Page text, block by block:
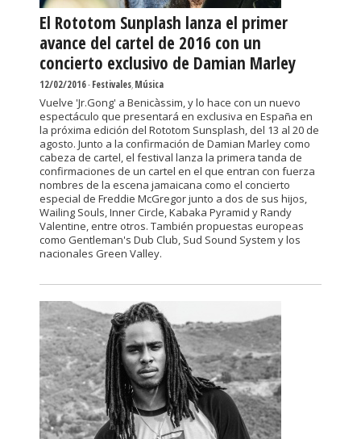
El Rototom Sunplash lanza el primer
avance del cartel de 2016 con un
concierto exclusivo de Damian Marley
12/02/2016-Festivales,Música
Vuelve 'Jr.Gong' a Benicàssim, y lo hace con un nuevo
espectáculo que presentará en exclusiva en España en
la próxima edición del Rototom Sunsplash, del 13 al 20 de
agosto. Junto a la confirmación de Damian Marley como
cabeza de cartel, el festival lanza la primera tanda de
confirmaciones de un cartel en el que entran con fuerza
nombres de la escena jamaicana como el concierto
especial de Freddie McGregor junto a dos de sus hijos,
Wailing Souls, Inner Circle, Kabaka Pyramid y Randy
Valentine, entre otros. También propuestas europeas
como Gentleman's Dub Club, Sud Sound System y los
nacionales Green Valley.